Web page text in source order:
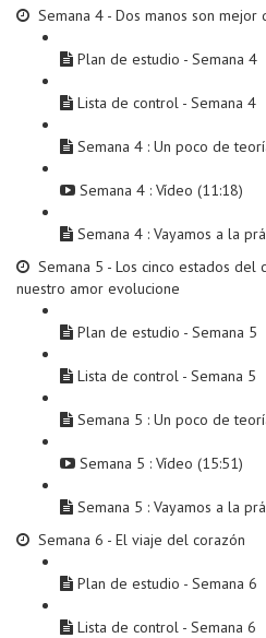
Semana 4 - Dos manos son mejor
Plan de estudio - Semana 4
Lista de control - Semana 4
Semana 4 : Un poco de
Semana 4 : Vídeo (11:18)
Semana 4 : Vayamos a la
Semana 5 - Los cinco estados del
nuestro amor evolucione
Plan de estudio - Semana 5
Lista de control - Semana 5
Semana 5 : Un poco de
Semana 5 : Vídeo (15:51)
Semana 5 : Vayamos a la
Semana 6 - El viaje del corazón
Plan de estudio - Semana 6
Lista de control - Semana 6